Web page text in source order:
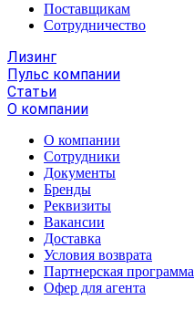
Поставщикам
Сотрудничество
Лизинг
Пульс компании
Статьи
О компании
О компании
Сотрудники
Документы
Бренды
Реквизиты
Вакансии
Доставка
Условия возврата
Партнерская программа
Офер для агента